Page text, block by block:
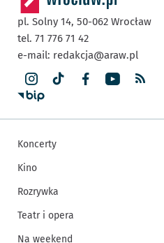
pl. Solny 14, 50-062 Wrocław
tel. 71 776 71 42
e-mail: redakcja@araw.pl
Koncerty
Kino
Rozrywka
Teatr i opera
Na weekend